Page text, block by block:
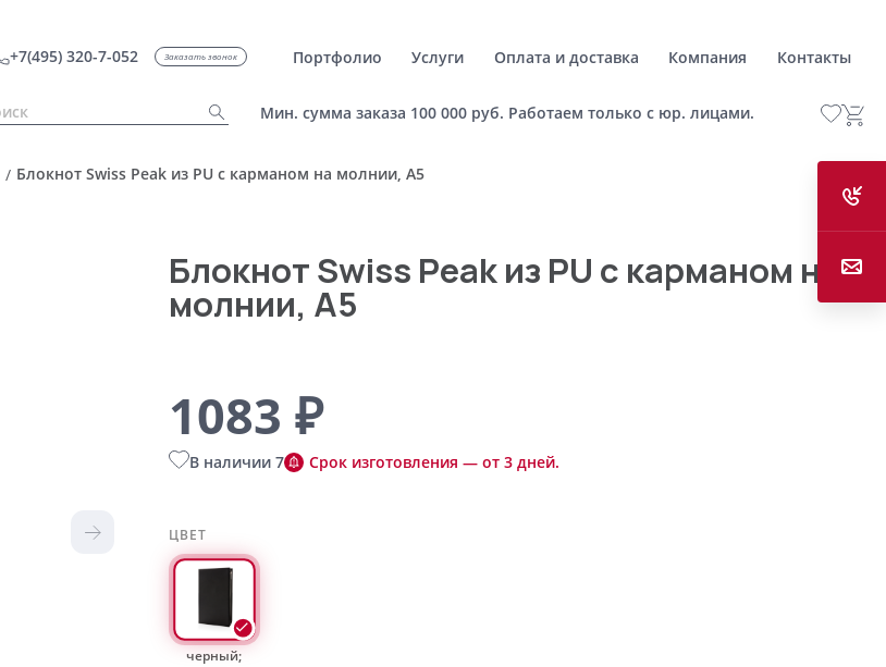
+7(495) 320-7-052 Заказать звонок Портфолио Услуги Оплата и доставка Компания Контакты
Мин. сумма заказа 100 000 руб. Работаем только с юр. лицами.
/ Блокнот Swiss Peak из PU с карманом на молнии, А5
Блокнот Swiss Peak из PU с карманом на
молнии, А5
1083 ₽
В наличии 7 Срок изготовления — от 3 дней.
ЦВЕТ
черный;